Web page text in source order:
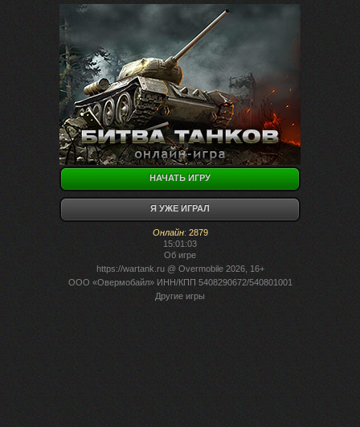
НАЧАТЬ ИГРУ
Я УЖЕ ИГРАЛ
Онлайн: 2879
15:01:03
Об игре
https://wartank.ru@ Overmobile 2026, 16+
ООО «Овермобайл» ИНН/КПП 5408290672/540801001
Другие игры